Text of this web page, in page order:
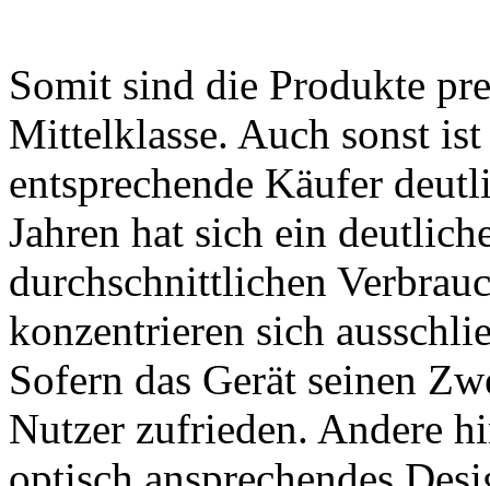
Somit sind die Produkte
Mittelklasse. Auch sonst
entsprechende Käufer
Jahren hat sich ein
durchschnittlichen
konzentrieren sich
Sofern das Gerät seinen
Nutzer zufrieden. Andere